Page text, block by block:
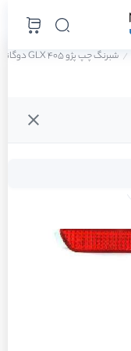
شبرنگ چپ پژو 405 GLX دوگانه سوز سال 1388